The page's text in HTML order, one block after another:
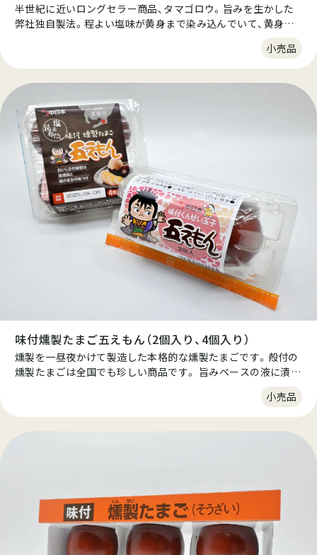
半世紀に近いロングセラー商品、タマゴロウ。旨みを生かした
弊社独自製法。程よい塩味が黄身まで染み込んでいて、黄身の
しっとり感がたまらない。家庭では真似できない味わいと口ど
け、そして飽きのこない味わい。 糖質ダイエットを意識してい
る消費者の方々にも好まれています。おにぎりやお弁当にプラ
スしての、もう一品としてお買い求めいただいています。
小売品
味付燻製たまご五えもん（2個入り、4個入り）
燻製を一昼夜かけて製造した本格的な燻製たまごです。殻付の
燻製たまごは全国でも珍しい商品です。 旨みベースの液に漬け
込み、桜チップで燻された燻製たまごは、香りも味わいも抜群
です。 そのまま食べても、スライスしてオリーブオイルを少量
垂らしても美味しくお召し上がりいただけます。
小売品